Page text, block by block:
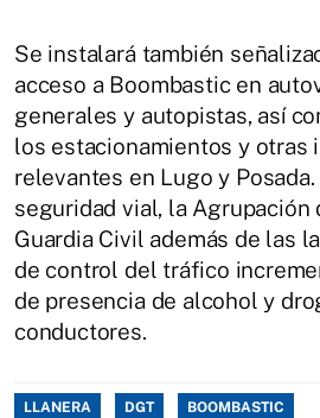
Se instalará también
acceso a Boombastic en
generales y autopistas, así
los estacionamientos y otras
relevantes en Lugo y
seguridad vial, la Agrupación
Guardia Civil además de las
de control del tráfico
de presencia de alcohol y
conductores.
LLANERA DGT BOOMBASTIC